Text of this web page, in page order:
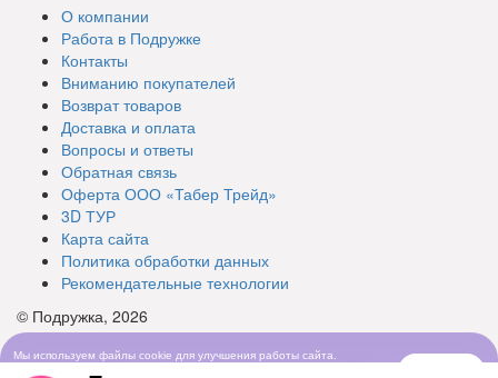
О компании
Работа в Подружке
Контакты
Вниманию покупателей
Возврат товаров
Доставка и оплата
Вопросы и ответы
Обратная связь
Оферта ООО «Табер Трейд»
3D ТУР
Карта сайта
Политика обработки данных
Рекомендательные технологии
© Подружка, 2026
Мы используем файлы cookie для улучшения работы сайта.